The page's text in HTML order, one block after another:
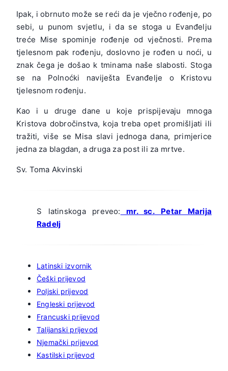
Ipak, i obrnuto može se reći da je vječno rođenje, po
sebi, u punom svjetlu, i da se stoga u Evanđelju
treće Mise spominje rođenje od vječnosti. Prema
tjelesnom pak rođenju, doslovno je rođen u noći, u
znak čega je došao k tminama naše slabosti. Stoga
se na Polnoćki naviješta Evanđelje o Kristovu
tjelesnom rođenju.
Kao i u druge dane u koje prispijevaju mnoga
Kristova dobročinstva, koja treba opet promišljati ili
tražiti, više se Misa slavi jednoga dana, primjerice
jedna za blagdan, a druga za post ili za mrtve.
Sv. Toma Akvinski
S latinskoga preveo: mr. sc.
Petar Marija
Radelj
Latinski izvornik
Češki prijevod
Poljski prijevod
Engleski prijevod
Francuski prijevod
Talijanski prijevod
Njemački prijevod
Kastilski prijevod